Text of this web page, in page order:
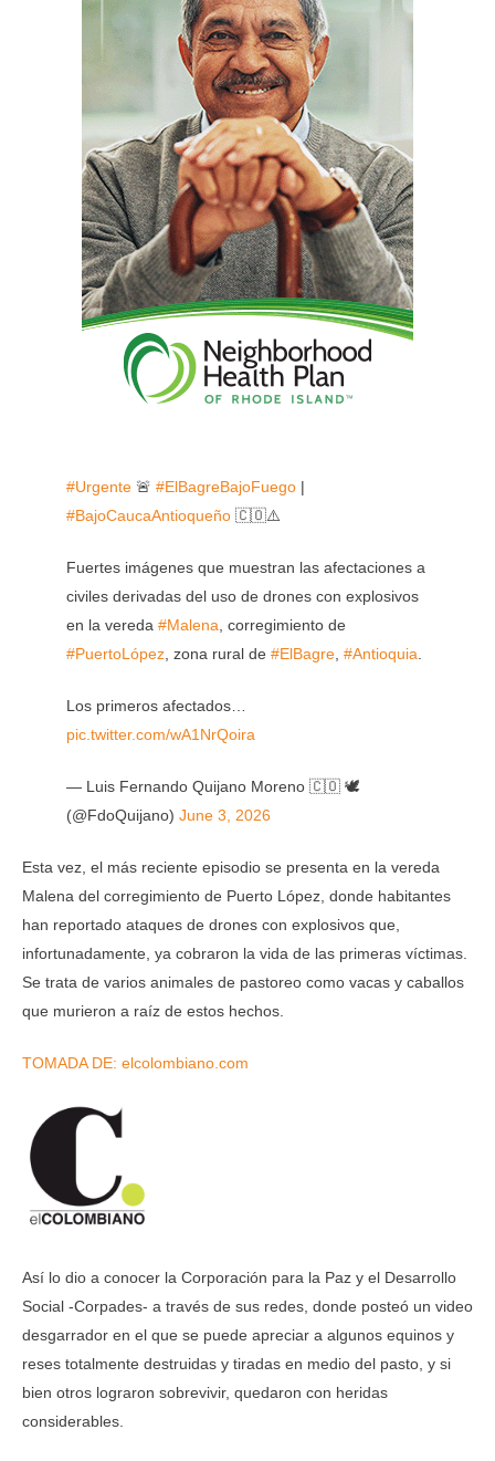
#Urgente 🚨 #ElBagreBajoFuego |
#BajoCaucaAntioqueño 🇨🇴⚠️
Fuertes imágenes que muestran las afectaciones a
civiles derivadas del uso de drones con explosivos
en la vereda #Malena , corregimiento de
#PuertoLópez , zona rural de #ElBagre #Antioquia
Los primeros afectados…
pic.twitter.com/wA1NrQoira
— Luis Fernando Quijano Moreno 🇨🇴 🕊️
(@FdoQuijano) June 3, 2026
Esta vez, el más reciente episodio se presenta en la vereda
Malena del corregimiento de Puerto López, donde habitantes
han reportado ataques de drones con explosivos que,
infortunadamente, ya cobraron la vida de las primeras víctimas.
Se trata de varios animales de pastoreo como vacas y caballos
que murieron a raíz de estos hechos.
TOMADA DE: elcolombiano.com
Así lo dio a conocer la Corporación para la Paz y el Desarrollo
Social -Corpades- a través de sus redes, donde posteó un video
desgarrador en el que se puede apreciar a algunos equinos y
reses totalmente destruidas y tiradas en medio del pasto, y si
bien otros lograron sobrevivir, quedaron con heridas
considerables.